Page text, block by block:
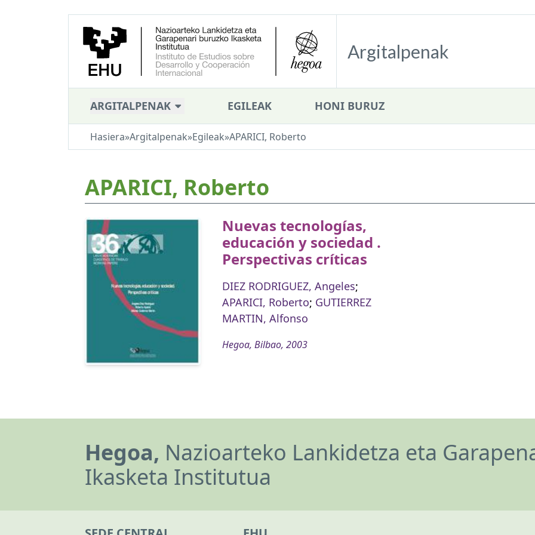
Argitalpenak
ARGITALPENAK EGILEAK HONI BURUZ
Hasiera»Argitalpenak»Egileak»APARICI, Roberto
APARICI, Roberto
Nuevas tecnologías,
educación y sociedad .
Perspectivas críticas
DIEZ RODRIGUEZ, Angeles;
APARICI, Roberto; GUTIERREZ
MARTIN, Alfonso
Hegoa, Bilbao, 2003
Hegoa, Nazioarteko Lankidetza eta
Ikasketa Institutua